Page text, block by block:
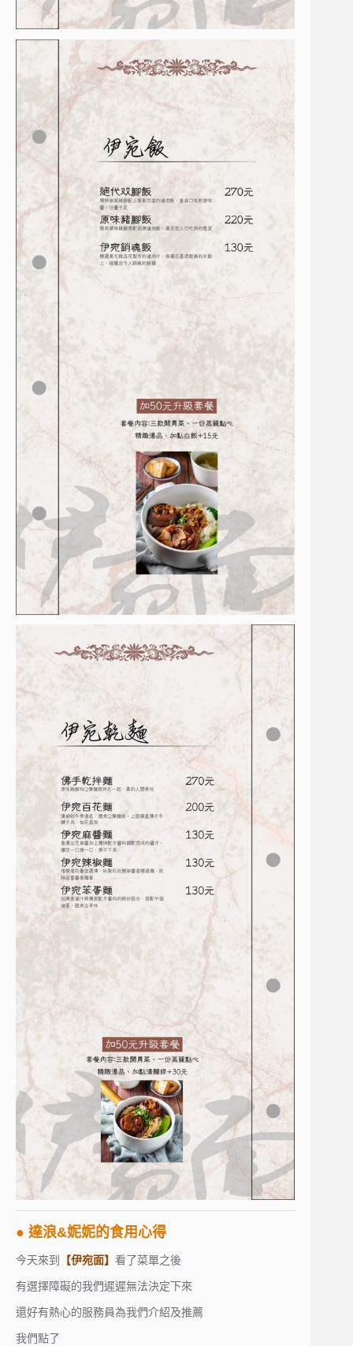
● 達浪&妮妮的食用心得
今天來到 【伊宛面】 看了菜單之後
有選擇障礙的我們遲遲無法決定下來
還好有熱心的服務員為我們介紹及推薦
我們點了